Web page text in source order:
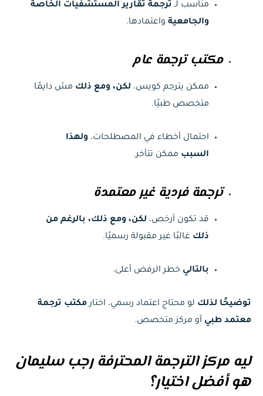
مناسب لـ ترجمة تقارير المستشفيات الخاصة
والجامعية واعتمادها.
مكتب ترجمة عام
ممكن يترجم كويس، لكن، ومع ذلك مش دايمًا
متخصص طبيًا.
احتمال أخطاء في المصطلحات، ولهذا
السبب ممكن تتأخر.
ترجمة فردية غير معتمدة
قد تكون أرخص، لكن، ومع ذلك، بالرغم من
ذلك غالبًا غير مقبولة رسميًا.
بالتالي خطر الرفض أعلى.
توضيحًا لذلك لو محتاج اعتماد رسمي، اختارمكتب ترجمة
معتمد طبي أو مركز متخصص.
ليه مركز الترجمة المحترفة رجب سليمان
هو أفضل اختيار؟